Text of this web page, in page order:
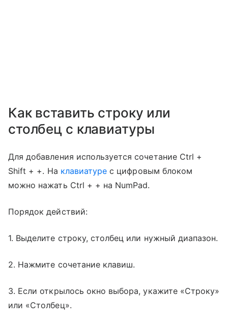
Как вставить строку или
столбец с клавиатуры
Для добавления используется сочетание Ctrl +
Shift + +. На клавиатуре с цифровым блоком
можно нажать Ctrl + + на NumPad.
Порядок действий:
1. Выделите строку, столбец или нужный диапазон.
2. Нажмите сочетание клавиш.
3. Если открылось окно выбора, укажите «Строку»
или «Столбец».